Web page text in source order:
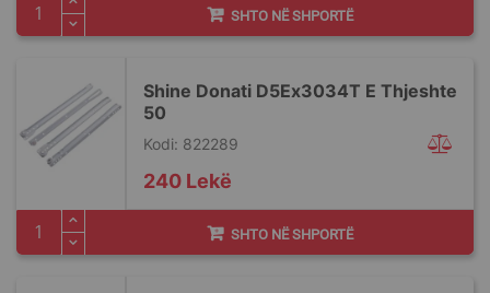
SHTO NË SHPORTË
Shine Donati D5Ex3034T E Thjeshte
50
Kodi: 822289
240 Lekë
SHTO NË SHPORTË